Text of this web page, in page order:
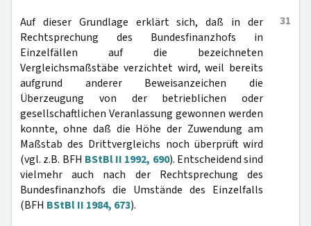
31
Auf dieser Grundlage erklärt sich, daß in der
Rechtsprechung des Bundesfinanzhofs in
Einzelfällen auf die bezeichneten
Vergleichsmaßstäbe verzichtet wird, weil bereits
aufgrund anderer Beweisanzeichen die
Überzeugung von der betrieblichen oder
gesellschaftlichen Veranlassung gewonnen werden
konnte, ohne daß die Höhe der Zuwendung am
Maßstab des Drittvergleichs noch überprüft wird
(vgl. z.B. BFH BStBl II 1992, 690). Entscheidend sind
vielmehr auch nach der Rechtsprechung des
Bundesfinanzhofs die Umstände des Einzelfalls
(BFH BStBl II 1984, 673).